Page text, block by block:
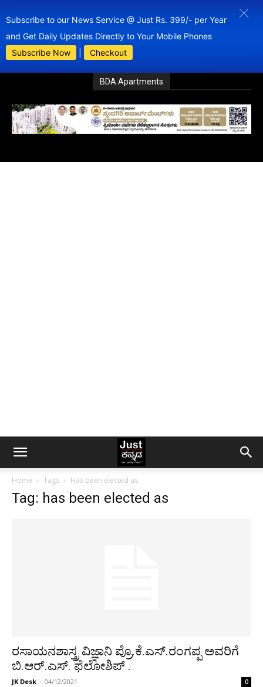
Subscribe to our News Service @ Just Rs. 399/- per Year
and Get Daily Updates Directly to Your Mobile Phones
Subscribe Now
Checkout
BDA Apartments
Home Tags Has been elected as
Tag: has been elected as
ರಸಾಯನಶಾಸ್ತ್ರ ವಿಜ್ಞಾನಿ ಪ್ರೊ.ಕೆ.ಎಸ್.ರಂಗಪ್ಪ ಅವರಿಗೆ
ಬಿ.ಆರ್.ಎಸ್. ಫೆಲೋಶಿಪ್ .
JK Desk - 04/12/2021 0